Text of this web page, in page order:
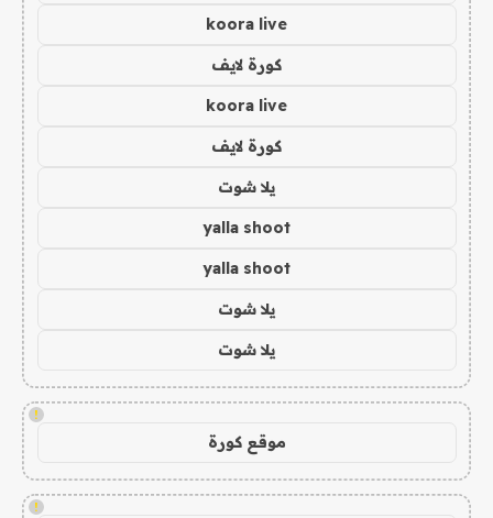
koora live
كورة لايف
koora live
كورة لايف
يلا شوت
yalla shoot
yalla shoot
يلا شوت
يلا شوت
!
موقع كورة
!